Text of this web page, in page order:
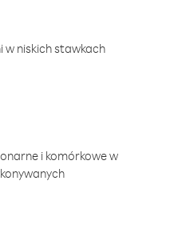
w niskich stawkach
i komórkowe w